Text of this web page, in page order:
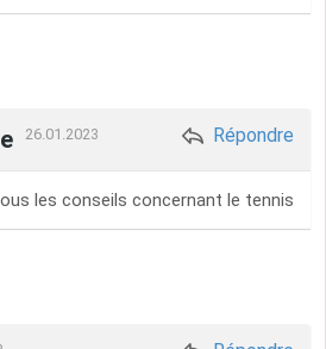
26.01.2023 Répondre
les conseils concernant le tennis